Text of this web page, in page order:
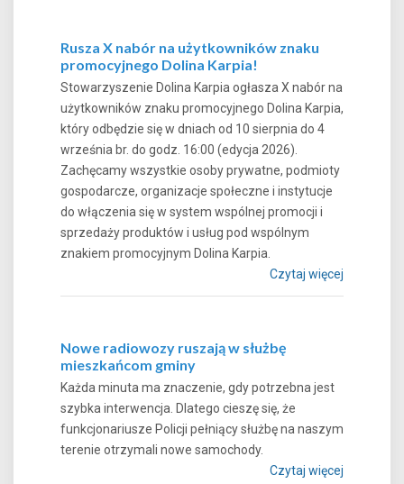
Rusza X nabór na użytkowników znaku
promocyjnego Dolina Karpia!
Stowarzyszenie Dolina Karpia ogłasza X nabór na
użytkowników znaku promocyjnego Dolina Karpia,
który odbędzie się w dniach od 10 sierpnia do 4
września br. do godz. 16:00 (edycja 2026).
Zachęcamy wszystkie osoby prywatne, podmioty
gospodarcze, organizacje społeczne i instytucje
do włączenia się w system wspólnej promocji i
sprzedaży produktów i usług pod wspólnym
znakiem promocyjnym Dolina Karpia.
Czytaj więcej
Nowe radiowozy ruszają w służbę
mieszkańcom gminy
Każda minuta ma znaczenie, gdy potrzebna jest
szybka interwencja. Dlatego cieszę się, że
funkcjonariusze Policji pełniący służbę na naszym
terenie otrzymali nowe samochody.
Czytaj więcej